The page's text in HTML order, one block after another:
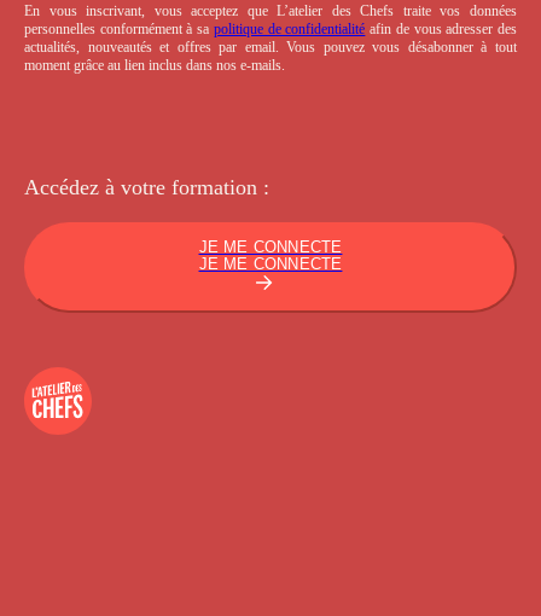
En vous inscrivant, vous acceptez que L’atelier des Chefs traite vos données
personnelles conformément à sa politique de confidentialité afin de vous adresser des
actualités, nouveautés et offres par email. Vous pouvez vous désabonner à tout
moment grâce au lien inclus dans nos e-mails.
Accédez à votre formation :
JE ME CONNECTE
JE ME CONNECTE